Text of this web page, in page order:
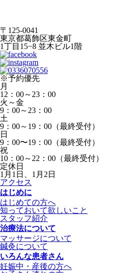
〒125-0041
東京都葛飾区東金町
1丁目15−8 並木ビル1階
※予約優先
月
12：00～23：00
火～金
9：00～23：00
土
9：00～19：00（最終受付）
日
9：00〜19：00（最終受付）
祝
10：00～22：00（最終受付）
定休日
1月1日、1月2日
アクセス
はじめに
はじめての方へ
知っておいて欲しいこと
スタッフ紹介
治療法について
マッサージについて
鍼灸について
いろんな患者さん
妊娠中・産後の方へ